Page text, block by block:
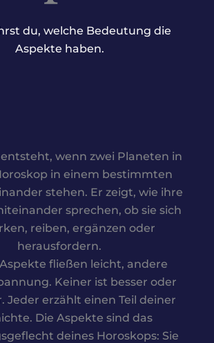
du, welche Bedeutung die
Aspekte haben.
wenn zwei Planeten in
in einem bestimmten
stehen. Er zeigt, wie ihre
sprechen, ob sie sich
reiben, ergänzen oder
herausfordern.
fließen leicht, andere
Keiner ist besser oder
Jeder erzählt einen Teil deiner
Die Aspekte sind das
deines Horoskops: Sie